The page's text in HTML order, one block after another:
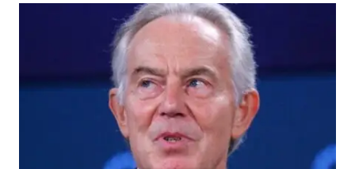
GAZA
NIET
GOED
ONTVANGEN